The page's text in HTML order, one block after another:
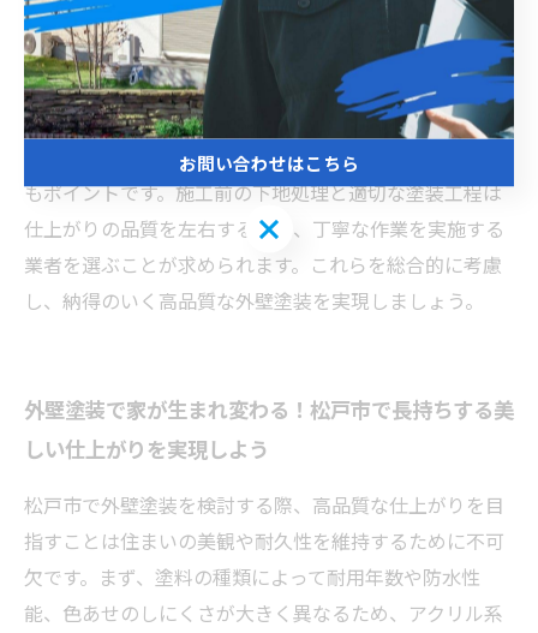
ン、フッ素塗料などそれぞれ耐久年数や仕上がりが異な
り、予算や目的に合わせて選ぶことが大切です。さら
に、建物の素材によって適した塗料や施工方法が変わる
ため、その特性を把握しましょう。松戸市の気候や環境
にあわせて防水性・耐久性に優れた塗料を選択すること
もポイントです。施工前の下地処理と適切な塗装工程は
仕上がりの品質を左右するため、丁寧な作業を実施する
業者を選ぶことが求められます。これらを総合的に考慮
し、納得のいく高品質な外壁塗装を実現しましょう。
外壁塗装で家が生まれ変わる！松戸市で長持ちする美
しい仕上がりを実現しよう
松戸市で外壁塗装を検討する際、高品質な仕上がりを目
指すことは住まいの美観や耐久性を維持するために不可
欠です。まず、塗料の種類によって耐用年数や防水性
能、色あせのしにくさが大きく異なるため、アクリル系
お問い合わせはこちら
お問い合わせはこちら